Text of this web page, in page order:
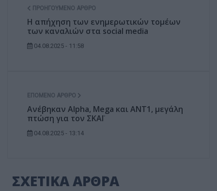
ΠΡΟΗΓΟΎΜΕΝΟ ΆΡΘΡΟ
Η απήχηση των ενημερωτικών τομέων
των καναλιών στα social media
04.08.2025 - 11:58
ΕΠΌΜΕΝΟ ΆΡΘΡΟ
Ανέβηκαν Alpha, Mega και ΑΝΤ1, μεγάλη
πτώση για τον ΣΚΑΪ
04.08.2025 - 13:14
ΣΧΕΤΙΚΑ ΑΡΘΡΑ